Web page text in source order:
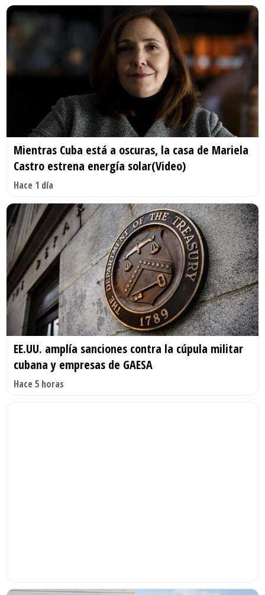
Mientras Cuba está a oscuras, la casa de Mariela
Castro estrena energía solar(Video)
Hace 1 día
EE.UU. amplía sanciones contra la cúpula militar
cubana y empresas de GAESA
Hace 5 horas